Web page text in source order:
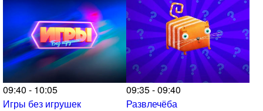
09:40 - 10:05
Игры без игрушек
09:35 - 09:40
Развлечёба